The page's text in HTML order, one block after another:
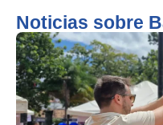
Noticias sobre